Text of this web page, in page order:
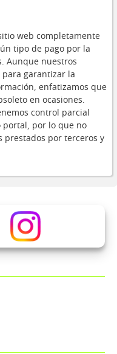
web completamente
tipo de pago por la
Aunque nuestros
garantizar la
enfatizamos que
en ocasiones.
control parcial
portal, por lo que no
prestados por terceros y